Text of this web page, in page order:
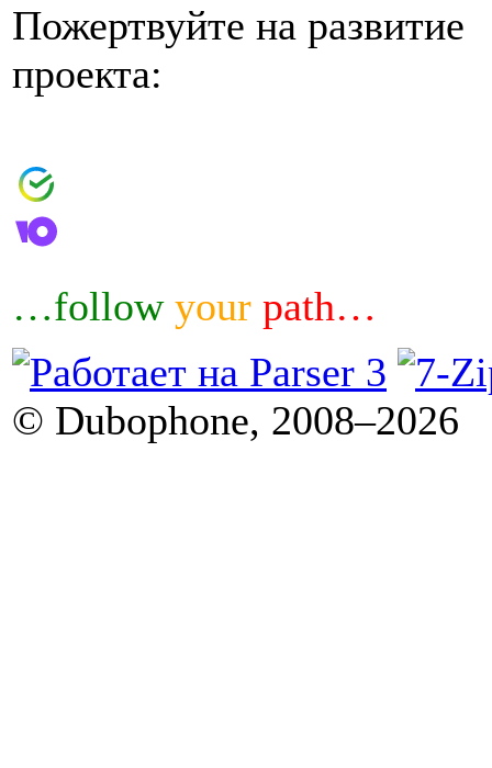
Пожертвуйте на развитие
проекта:
…follow your path…
© Dubophone, 2008–2026